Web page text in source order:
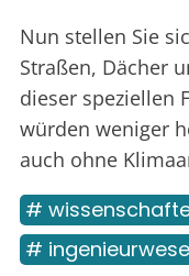
Nun stellen Sie
Straßen, Dächer
dieser speziellen
würden weniger
auch ohne
#
#